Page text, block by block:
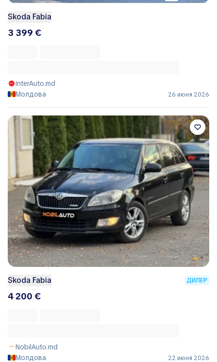
Skoda Fabia
3 399 €
InterAuto.md
Молдова
26 июня 2026
Skoda Fabia ДИЛЕР
4 200 €
NobilAuto.md
Молдова
22 июня 2026